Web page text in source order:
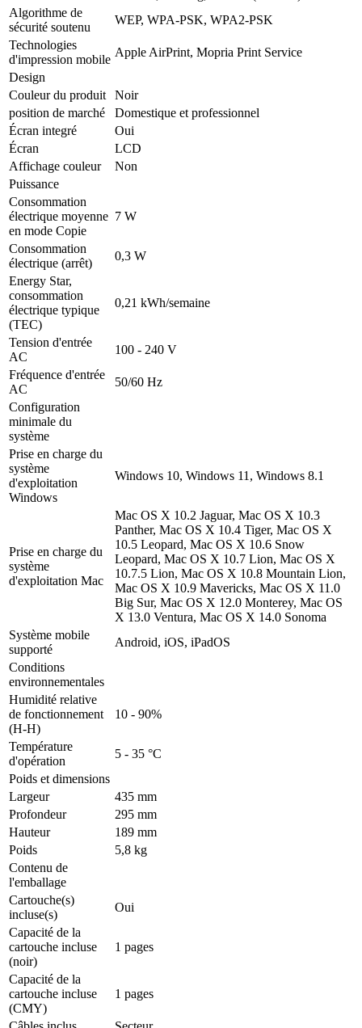
Algorithme de
sécurité soutenu
WEP, WPA-PSK, WPA2-PSK
Technologies
d'impression mobile
Apple AirPrint, Mopria Print Service
Design
Couleur du produit
Noir
position de marché
Domestique et professionnel
Écran integré
Oui
Écran
LCD
Affichage couleur
Non
Puissance
Consommation
électrique moyenne
en mode Copie
7 W
Consommation
électrique (arrêt)
0,3 W
Energy Star,
consommation
électrique typique
(TEC)
0,21 kWh/semaine
Tension d'entrée
AC
100 - 240 V
Fréquence d'entrée
AC
50/60 Hz
Configuration
minimale du
système
Prise en charge du
système
d'exploitation
Windows
Windows 10, Windows 11, Windows 8.1
Prise en charge du
système
d'exploitation Mac
Mac OS X 10.2 Jaguar, Mac OS X 10.3
Panther, Mac OS X 10.4 Tiger, Mac OS X
10.5 Leopard, Mac OS X 10.6 Snow
Leopard, Mac OS X 10.7 Lion, Mac OS X
10.7.5 Lion, Mac OS X 10.8 Mountain Lion,
Mac OS X 10.9 Mavericks, Mac OS X 11.0
Big Sur, Mac OS X 12.0 Monterey, Mac OS
X 13.0 Ventura, Mac OS X 14.0 Sonoma
Système mobile
supporté
Android, iOS, iPadOS
Conditions
environnementales
Humidité relative
de fonctionnement
(H-H)
10 - 90%
Température
d'opération
5 - 35 °C
Poids et dimensions
Largeur
435 mm
Profondeur
295 mm
Hauteur
189 mm
Poids
5,8 kg
Contenu de
l'emballage
Cartouche(s)
incluse(s)
Oui
Capacité de la
cartouche incluse
(noir)
1 pages
Capacité de la
cartouche incluse
(CMY)
1 pages